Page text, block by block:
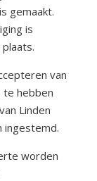
gemaakt.
is
van
te hebben
Linden
ingestemd.
worden